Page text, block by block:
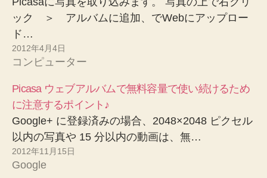
ック ＞ アルバムに追加、でWebにアップロー
ド…
2012年4月4日
コンピューター
Picasa ウェブアルバムで無料容量で使い続けるため
に注意するポイント♪
Google+ に登録済みの場合、2048×2048 ピクセル
以内の写真や 15 分以内の動画は、無…
2012年11月15日
Google